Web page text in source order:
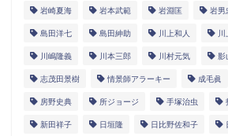
岩崎夏海 岩本武範 岩淵匡 岩男
島田洋七 島田紳助 川上和人
川嶋隆義 川本三郎 川村元気 影
志茂田景樹 情景師アラーキー 成毛眞
房野史典 所ジョージ 手塚治虫
新田祥子 日垣隆 日比野佐和子